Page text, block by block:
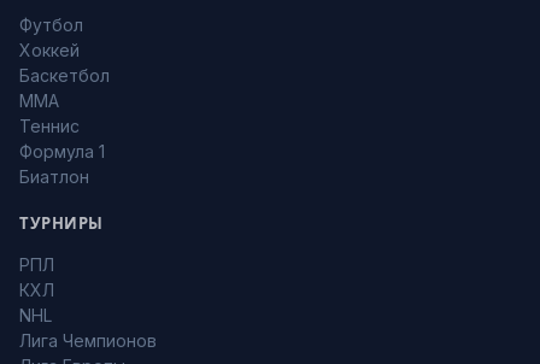
Футбол
Хоккей
Баскетбол
MMA
Теннис
Формула 1
Биатлон
ТУРНИРЫ
РПЛ
КХЛ
NHL
Лига Чемпионов